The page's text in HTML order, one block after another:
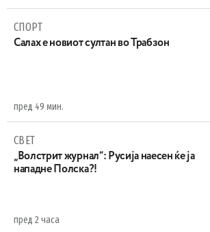
СПОРТ
Салах е новиот султан во Трабзон
пред 49 мин.
СВЕТ
„Волстрит журнал“: Русија наесен ќе ја
нападне Полска?!
пред 2 часа